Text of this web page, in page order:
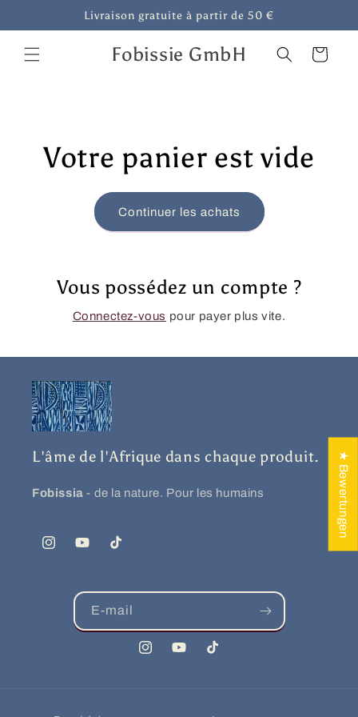
au
contenu
Livraison gratuite à partir de 50 €
Fobissie GmbH Panier
Votre panier est vide
Continuer les achats
Vous possédez un compte ?
Connectez-vous pour payer plus vite.
L'âme de l'Afrique dans chaque produit.
Fobissia - de la nature. Pour les humains
InstagramYouTubeTikTok
E-mail
InstagramYouTubeTikTok
★ Bewertungen